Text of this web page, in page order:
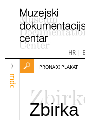
HR|
mdc
PRONAĐI PLAKAT
Zbirka